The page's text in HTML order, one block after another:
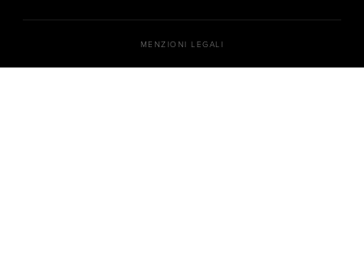
MENZIONI LEGALI